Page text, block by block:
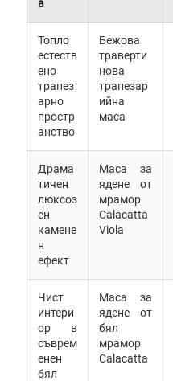
а
Топло
естеств
ено
трапез
арно
простр
анство
Бежова
траверти
нова
трапезар
ийна
маса
Драма
тичен
люксоз
ен
камене
н
ефект
Маса за
ядене от
мрамор
Calacatta
Viola
Чист
интери
ор в
съврем
енен
бял
Маса за
ядене от
бял
мрамор
Calacatta